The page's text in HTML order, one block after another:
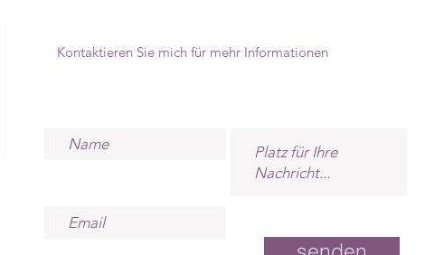
Kontaktieren Sie mich für mehr Informationen